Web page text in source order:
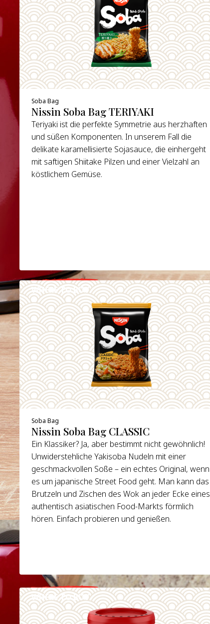
Soba Bag
Nissin Soba Bag TERIYAKI
Teriyaki ist die perfekte Symmetrie aus herzhaften
und süßen Komponenten. In unserem Fall die
delikate karamellisierte Sojasauce, die einhergeht
mit saftigen Shiitake Pilzen und einer Vielzahl an
köstlichem Gemüse.
WHERE TO BUY
DETAILS
Soba Bag
Nissin Soba Bag CLASSIC
Ein Klassiker? Ja, aber bestimmt nicht gewöhnlich!
Unwiderstehliche Yakisoba Nudeln mit einer
geschmackvollen Soße – ein echtes Original, wenn
es um japanische Street Food geht. Man kann das
Brutzeln und Zischen des Wok an jeder Ecke eines
authentisch asiatischen Food-Markts förmlich
hören. Einfach probieren und genießen.
WHERE TO BUY
DETAILS